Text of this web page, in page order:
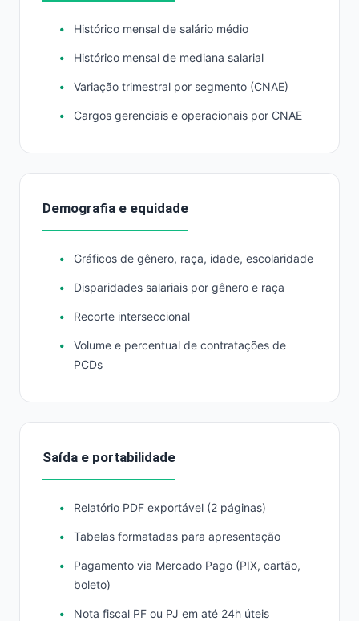
Histórico mensal de salário médio
Histórico mensal de mediana salarial
Variação trimestral por segmento (CNAE)
Cargos gerenciais e operacionais por CNAE
Demografia e equidade
Gráficos de gênero, raça, idade, escolaridade
Disparidades salariais por gênero e raça
Recorte interseccional
Volume e percentual de contratações de
PCDs
Saída e portabilidade
Relatório PDF exportável (2 páginas)
Tabelas formatadas para apresentação
Pagamento via Mercado Pago (PIX, cartão,
boleto)
Nota fiscal PF ou PJ em até 24h úteis